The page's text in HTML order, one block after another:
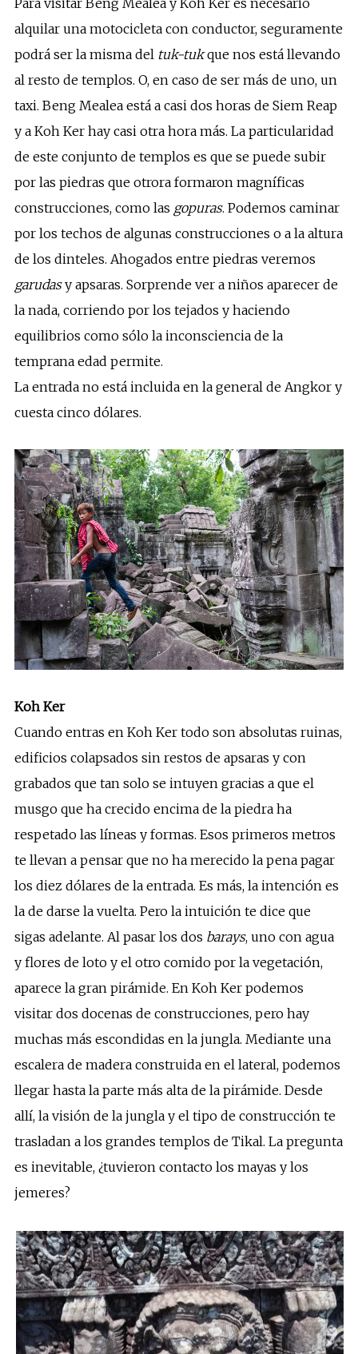
Para visitar Beng Mealea y Koh Ker es necesario
alquilar una motocicleta con conductor, seguramente
podrá ser la misma del tuk-tukque nos está llevando
al resto de templos. O, en caso de ser más de uno, un
taxi. Beng Mealea está a casi dos horas de Siem Reap
y a Koh Ker hay casi otra hora más. La particularidad
de este conjunto de templos es que se puede subir
por las piedras que otrora formaron magníficas
construcciones, como las gopuras. Podemos caminar
por los techos de algunas construcciones o a la altura
de los dinteles. Ahogados entre piedras veremos
garudasy apsaras. Sorprende ver a niños aparecer de
la nada, corriendo por los tejados y haciendo
equilibrios como sólo la inconsciencia de la
temprana edad permite.
La entrada no está incluida en la general de Angkor y
cuesta cinco dólares.
Koh Ker
Cuando entras en Koh Ker todo son absolutas ruinas,
edificios colapsados sin restos de apsaras y con
grabados que tan solo se intuyen gracias a que el
musgo que ha crecido encima de la piedra ha
respetado las líneas y formas. Esos primeros metros
te llevan a pensar que no ha merecido la pena pagar
los diez dólares de la entrada. Es más, la intención es
la de darse la vuelta. Pero la intuición te dice que
sigas adelante. Al pasar los dos barays, uno con agua
y flores de loto y el otro comido por la vegetación,
aparece la gran pirámide. En Koh Ker podemos
visitar dos docenas de construcciones, pero hay
muchas más escondidas en la jungla. Mediante una
escalera de madera construida en el lateral, podemos
llegar hasta la parte más alta de la pirámide. Desde
allí, la visión de la jungla y el tipo de construcción te
trasladan a los grandes templos de Tikal. La pregunta
es inevitable, ¿tuvieron contacto los mayas y los
jemeres?